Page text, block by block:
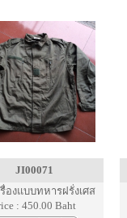
JI00071
รื่องแบบทหารฝรั่งเศส
: 450.00 Baht